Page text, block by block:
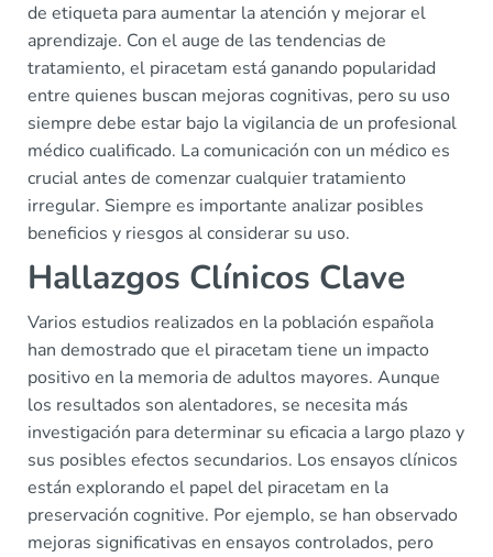
de etiqueta para aumentar la atención y mejorar el
aprendizaje. Con el auge de las tendencias de
tratamiento, el piracetam está ganando popularidad
entre quienes buscan mejoras cognitivas, pero su uso
siempre debe estar bajo la vigilancia de un profesional
médico cualificado. La comunicación con un médico es
crucial antes de comenzar cualquier tratamiento
irregular. Siempre es importante analizar posibles
beneficios y riesgos al considerar su uso.
Hallazgos Clínicos Clave
Varios estudios realizados en la población española
han demostrado que el piracetam tiene un impacto
positivo en la memoria de adultos mayores. Aunque
los resultados son alentadores, se necesita más
investigación para determinar su eficacia a largo plazo y
sus posibles efectos secundarios. Los ensayos clínicos
están explorando el papel del piracetam en la
preservación cognitive. Por ejemplo, se han observado
mejoras significativas en ensayos controlados, pero